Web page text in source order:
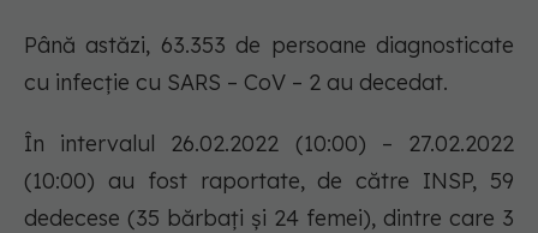
Până astăzi, 63.353 de persoane diagnosticate
cu infecție cu SARS – CoV – 2 au decedat.
În intervalul 26.02.2022 (10:00) – 27.02.2022
(10:00) au fost raportate, de către INSP, 59
dedecese (35 bărbați și 24 femei), dintre care 3